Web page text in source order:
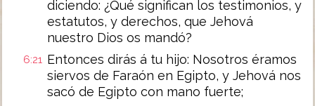
diciendo: ¿Qué significan los testimonios, y
estatutos, y derechos, que Jehová
nuestro Dios os mandó?
6:21 Entonces dirás á tu hijo: Nosotros éramos
siervos de Faraón en Egipto, y Jehová nos
sacó de Egipto con mano fuerte;